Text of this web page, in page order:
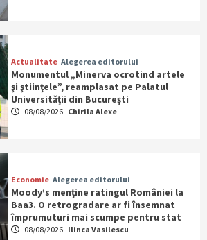
Actualitate Alegerea editorului
Monumentul „Minerva ocrotind artele
şi ştiinţele”, reamplasat pe Palatul
Universităţii din Bucureşti
08/08/2026 Chirila Alexe
Economie Alegerea editorului
Moody’s menține ratingul României la
Baa3. O retrogradare ar fi însemnat
împrumuturi mai scumpe pentru stat
08/08/2026 Ilinca Vasilescu